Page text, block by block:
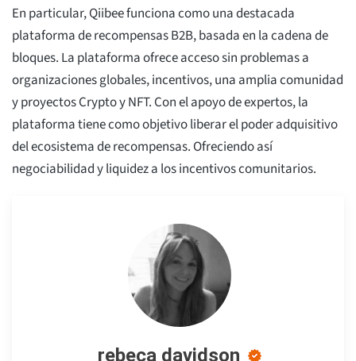
En particular, Qiibee funciona como una destacada
plataforma de recompensas B2B, basada en la cadena de
bloques. La plataforma ofrece acceso sin problemas a
organizaciones globales, incentivos, una amplia comunidad
y proyectos Crypto y NFT. Con el apoyo de expertos, la
plataforma tiene como objetivo liberar el poder adquisitivo
del ecosistema de recompensas. Ofreciendo así
negociabilidad y liquidez a los incentivos comunitarios.
rebeca davidson